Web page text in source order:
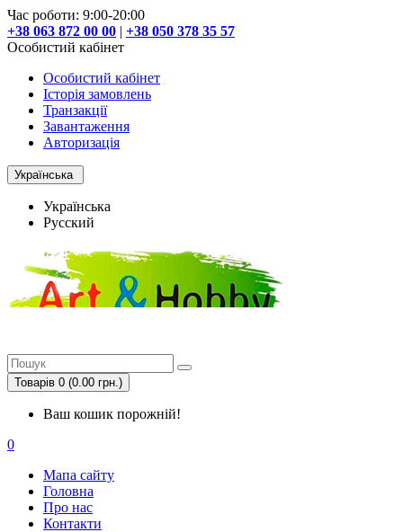
Час роботи: 9:00-20:00
+38 063 872 00 00 | +38 050 378 35 57
Особистий кабінет
Особистий кабінет
Історія замовлень
Транзакції
Завантаження
Авторизація
Українська
Українська
Русский
Товарів 0 (0.00 грн.)
Ваш кошик порожній!
0
Мапа сайту
Головна
Про нас
Контакти